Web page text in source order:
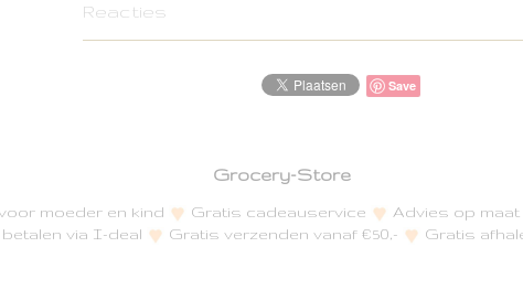
Reacties
Save
Grocery-Store
moeder en kind Gratis cadeauservice Advies op maat
betalen via I-deal Gratis verzenden vanaf €50,- Gratis